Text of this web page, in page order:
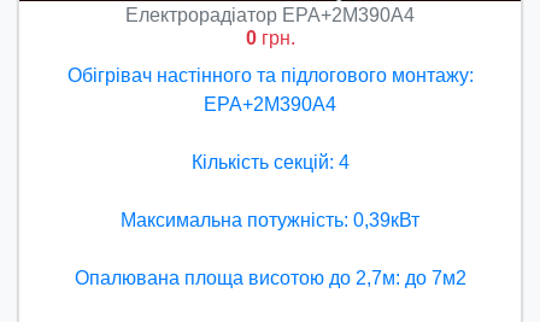
Електрорадіатор ЕРА+2М390А4
0грн.
Обігрівач настінного та підлогового монтажу:
ЕРА+2М390А4
Кількість секцій: 4
Максимальна потужність: 0,39кВт
Опалювана площа висотою до 2,7м: до 7м2